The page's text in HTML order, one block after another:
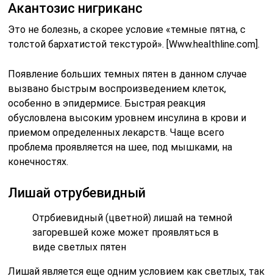
Акантозис нигриканс
Это не болезнь, а скорее условие «темные пятна, с
толстой бархатистой текстурой». [Www.healthline.com].
Появление больших темных пятен в данном случае
вызвано быстрым воспроизведением клеток,
особенно в эпидермисе. Быстрая реакция
обусловлена высоким уровнем инсулина в крови и
приемом определенных лекарств. Чаще всего
проблема проявляется на шее, под мышками, на
конечностях.
Лишай отрубевидный
Отрбиевидный (цветной) лишай на темной
загоревшей коже может проявляться в
виде светлых пятен
Лишай является еще одним условием как светлых, так